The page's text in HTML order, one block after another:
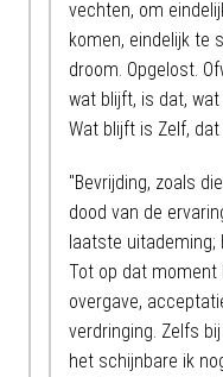
vechten, om
komen, eindelijk te
droom. Opgelost.
wat blijft, is dat,
Wat blijft is Zelf, dat
"Bevrijding, zoals
dood van de
laatste uitademing;
Tot op dat moment
overgave,
verdringing. Zelfs
het schijnbare ik